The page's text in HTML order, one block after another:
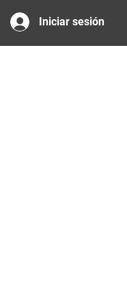
Iniciar sesión